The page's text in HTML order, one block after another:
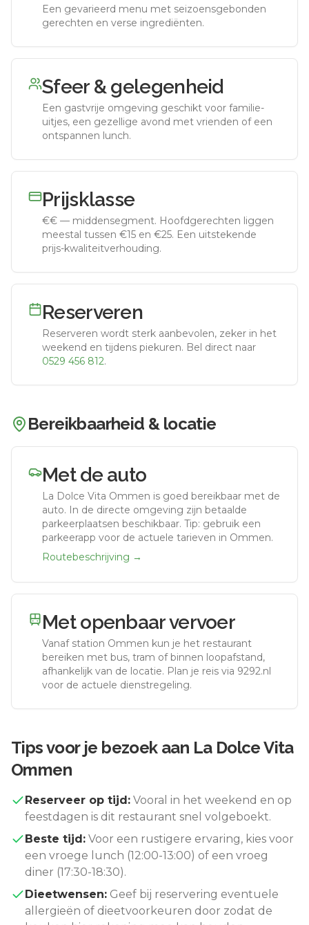
Een gevarieerd menu met seizoensgebonden
gerechten en verse ingrediënten.
Sfeer & gelegenheid
Een gastvrije omgeving geschikt voor familie-
uitjes, een gezellige avond met vrienden of een
ontspannen lunch.
Prijsklasse
€€ — middensegment. Hoofdgerechten liggen
meestal tussen €15 en €25. Een uitstekende
prijs-kwaliteitverhouding.
Reserveren
Reserveren wordt sterk aanbevolen, zeker in het
weekend en tijdens piekuren. Bel direct naar
0529 456 812.
Bereikbaarheid & locatie
Met de auto
La Dolce Vita Ommen is goed bereikbaar met de
auto. In de directe omgeving zijn betaalde
parkeerplaatsen beschikbaar. Tip: gebruik een
parkeerapp voor de actuele tarieven in Ommen.
Routebeschrijving →
Met openbaar vervoer
Vanaf station Ommen kun je het restaurant
bereiken met bus, tram of binnen loopafstand,
afhankelijk van de locatie. Plan je reis via 9292.nl
voor de actuele dienstregeling.
Tips voor je bezoek aan La Dolce Vita
Ommen
Reserveer op tijd: Vooral in het weekend en op
feestdagen is dit restaurant snel volgeboekt.
Beste tijd: Voor een rustigere ervaring, kies voor
een vroege lunch (12:00-13:00) of een vroeg
diner (17:30-18:30).
Dieetwensen: Geef bij reservering eventuele
allergieën of dieetvoorkeuren door zodat de